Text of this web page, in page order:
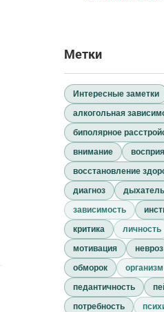
Метки
Интересные заметки
алкогольная
биполярное
внимание
восстановление
диагноз
зависимость
критика
личность
мотивация
невроз
обморок
педантичность
потребность